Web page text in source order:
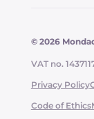
© 2026
VAT no.
Privacy Policy
Code of Ethics